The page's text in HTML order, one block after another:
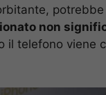
non
il telefono viene